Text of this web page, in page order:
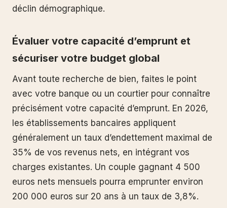
déclin démographique.
Évaluer votre capacité d’emprunt et
sécuriser votre budget global
Avant toute recherche de bien, faites le point
avec votre banque ou un courtier pour connaître
précisément votre capacité d’emprunt. En 2026,
les établissements bancaires appliquent
généralement un taux d’endettement maximal de
35% de vos revenus nets, en intégrant vos
charges existantes. Un couple gagnant 4 500
euros nets mensuels pourra emprunter environ
200 000 euros sur 20 ans à un taux de 3,8%.